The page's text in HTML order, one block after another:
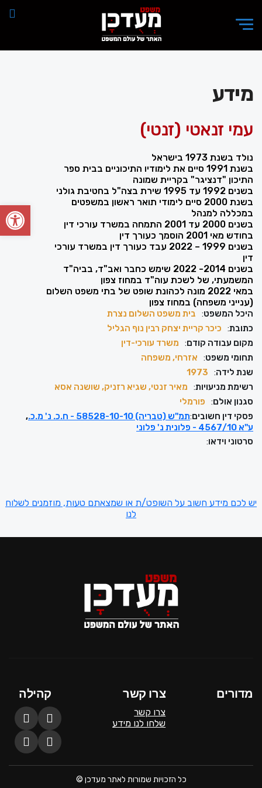
פתח
מידע
עמי זנאטי (זנטי)
נולד בשנת 1973 בישראל
בשנת 1991 סיים את לימודיו התיכוניים בבית ספר
התיכון "דנציגר" בקריית שמונה
בשנים 1992 עד 1995 שירת בצה"ל בחטיבת גולני
בשנת 2000 סיים לימודי תואר ראשון במשפטים
במכללה למנהל
בשנים 2000 עד 2001 התמחה במשרד עורכי דין
בחודש מאי 2001 הוסמך כעורך דין
בשנים 1999 – 2022 עבד כעורך דין במשרד עורכי
דין
בשנים 2014- 2022 שימש כחבר ואב"ד, בביה"ד
המשמעתי, של לשכת עוה"ד במחוז צפון
במאי 2022 מונה לכהונת שופט של בתי משפט השלום
(ענייני משפחה) במחוז צפון
היכל המשפט:
בית משפט השלום נצרת
כתובת:
כיכר קריית יצחק רבין נוף הגליל
מקום עבודה קודם:
משרד עורכי-דין
תחומי משפט:
אזרחי, משפחה
שנת לידה:
1973
רשימת מניעויות:
מאיר זנטי, שגיא רזניק, שושנה אסא
סגנון אולם:
פורמלי
פסקי דין חשובים:תמ"ש (טבריה) 58528-10-10 - ח.כ. נ' מ.כ.
ע"א 4567/10 - פלונית נ' פלוני
סרטוני וידאו:
יש לכם מידע חשוב על השופט/ת או שמצאתם טעות, מוזמנים לשלוח
לנו
מדורים צרו קשר
צרו קשר
שלחו לנו מידע
קהילה
כל הזכויות שמורות לאתר מעדכן ©